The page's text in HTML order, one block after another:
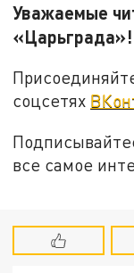
Уважаемые
соцсетях
все самое